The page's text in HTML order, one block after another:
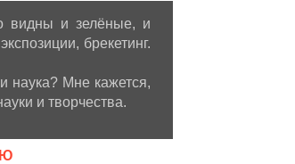
видны и зелёные, и
брекетинг.
наука? Мне кажется,
и творчества.